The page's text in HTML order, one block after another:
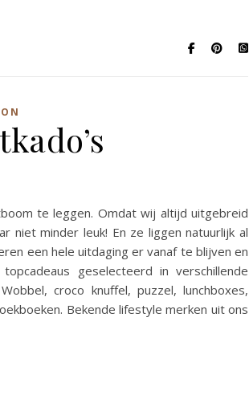
te leggen. Omdat wij altijd uitgebreid
niet minder leuk! En ze liggen natuurlijk al
een hele uitdaging er vanaf te blijven en
geselecteerd in verschillende
croco knuffel, puzzel, lunchboxes,
Bekende lifestyle merken uit ons